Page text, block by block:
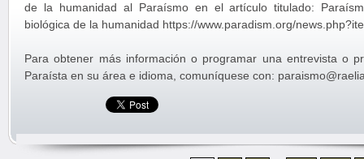
de la humanidad al Paraísmo en el artículo titulado:
biológica de la humanidad https://www.paradism.org/
Para obtener más información o programar una entrevista o
Paraísta en su área e idioma, comuníquese con: